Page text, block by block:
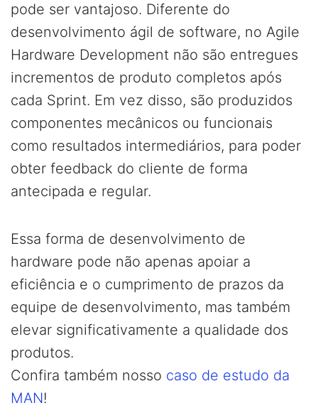
pode ser vantajoso. Diferente do
desenvolvimento ágil de software, no Agile
Hardware Development não são entregues
incrementos de produto completos após
cada Sprint. Em vez disso, são produzidos
componentes mecânicos ou funcionais
como resultados intermediários, para poder
obter feedback do cliente de forma
antecipada e regular.
Essa forma de desenvolvimento de
hardware pode não apenas apoiar a
eficiência e o cumprimento de prazos da
equipe de desenvolvimento, mas também
elevar significativamente a qualidade dos
produtos.
Confira também nosso caso de estudo da
MAN!